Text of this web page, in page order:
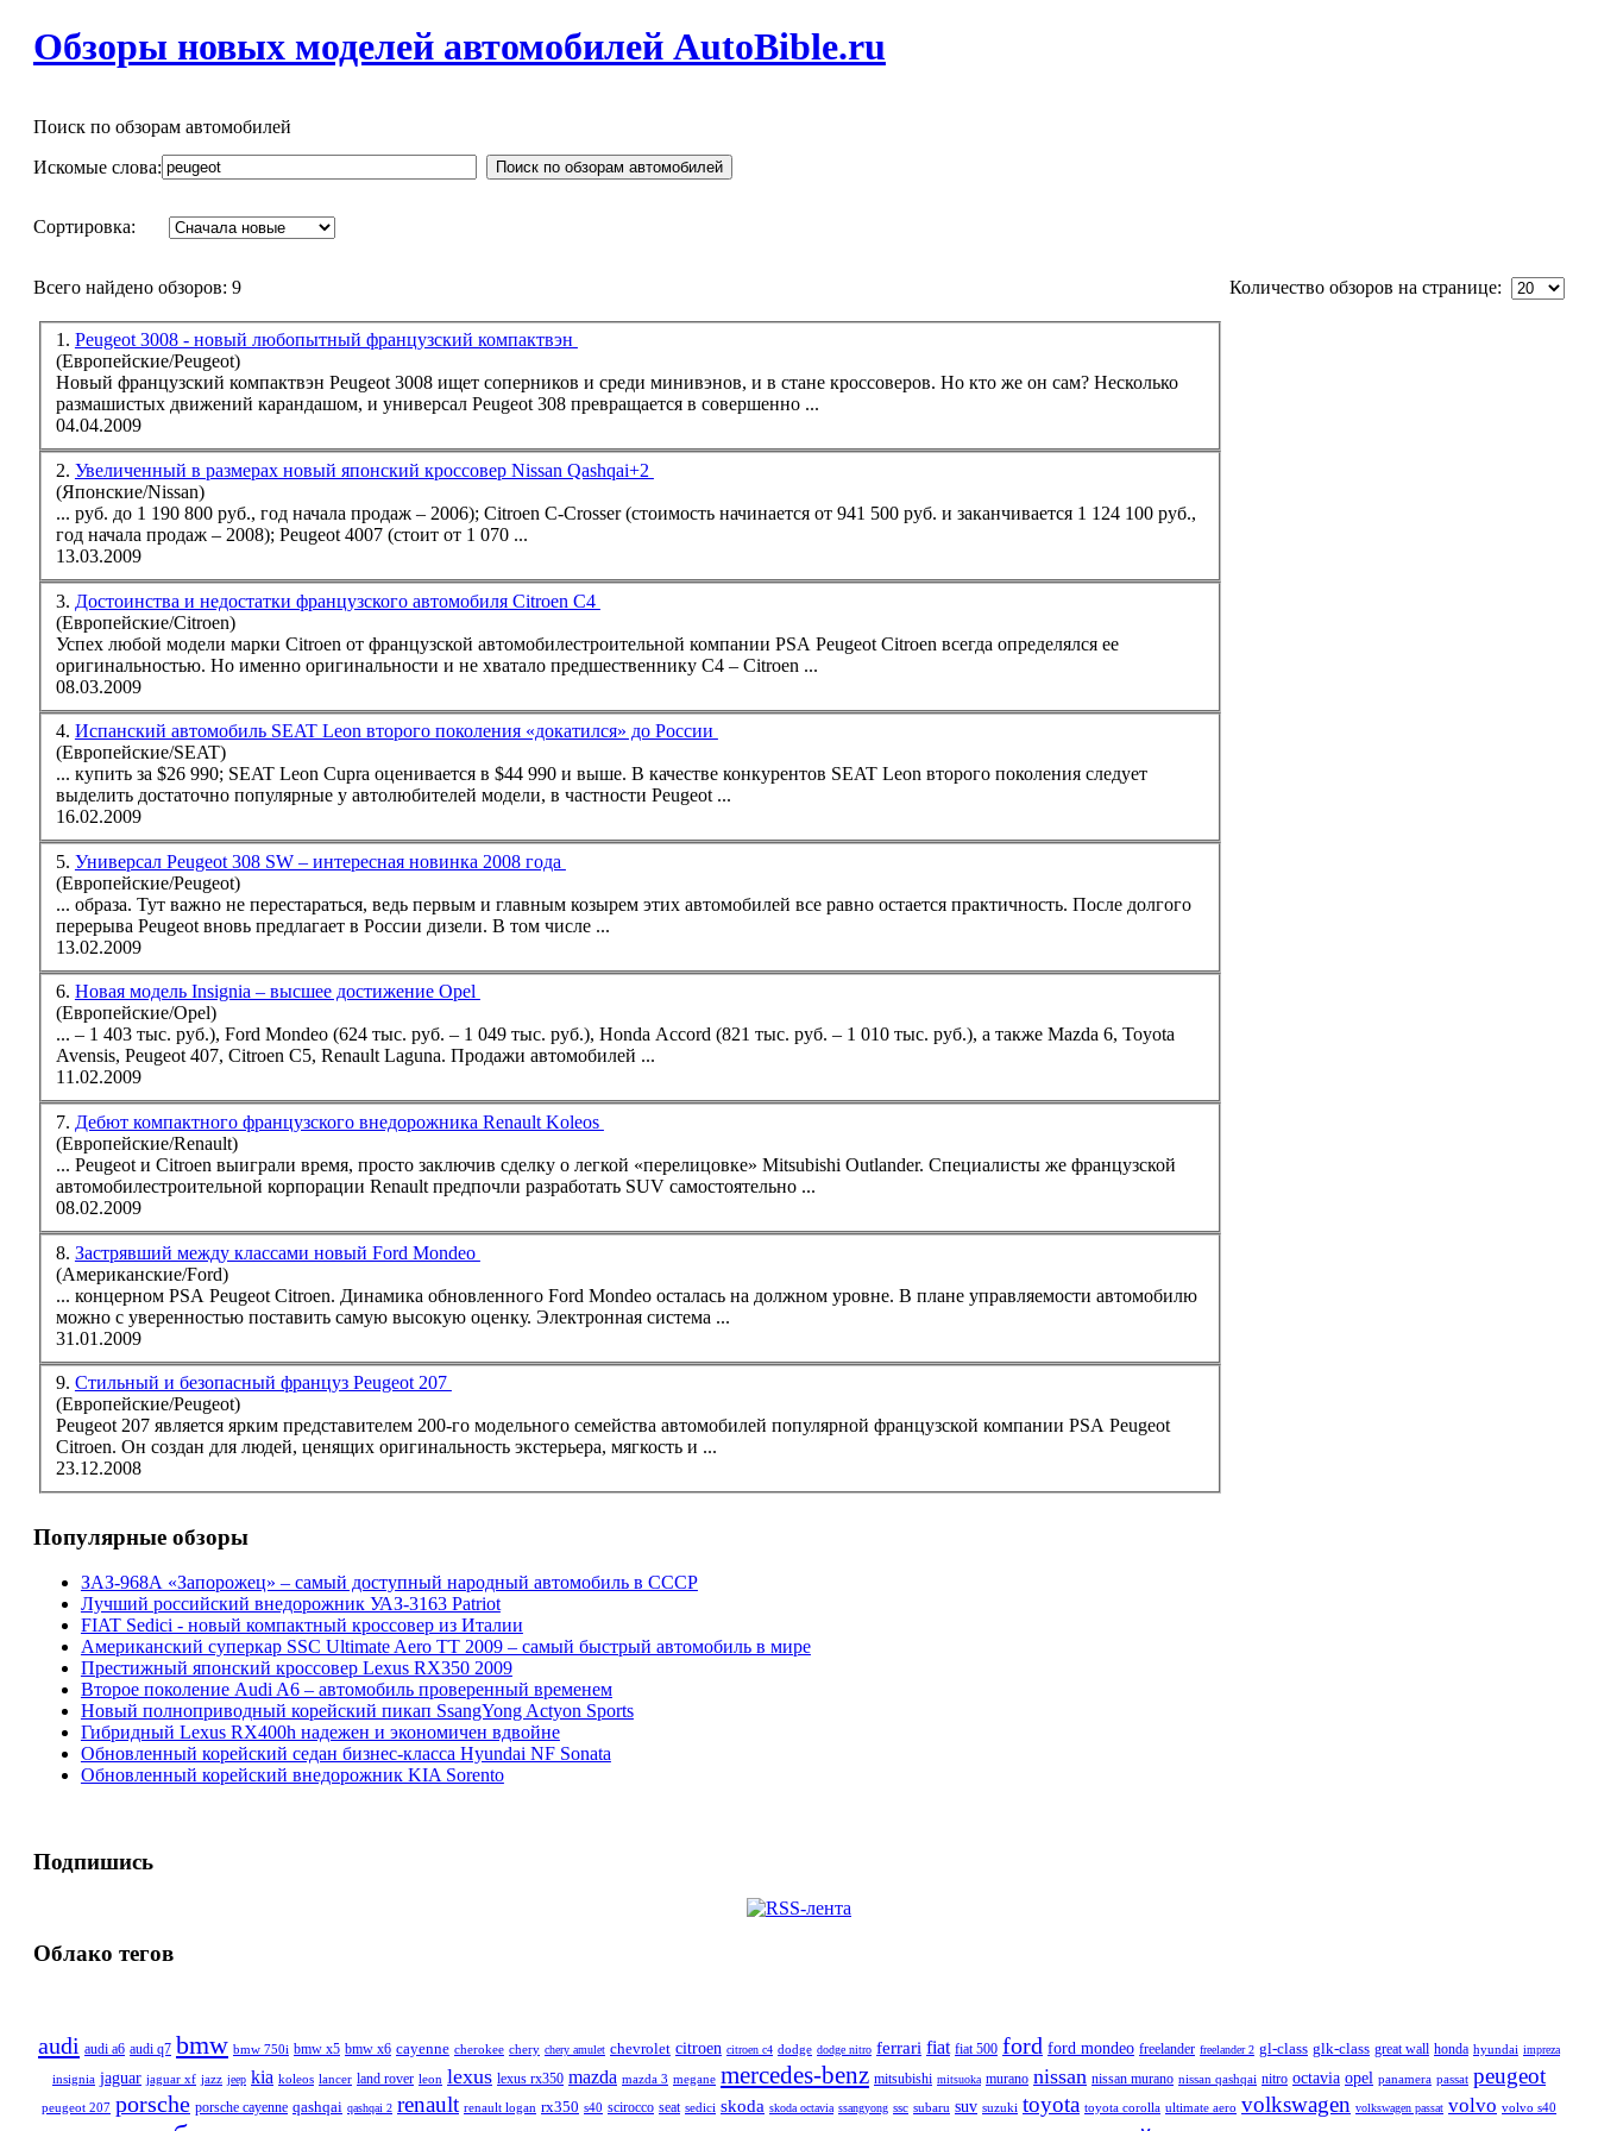
Обзоры новых моделей автомобилей AutoBible.ru
Поиск по обзорам автомобилей
Искомые слова:
Поиск по обзорам автомобилей
Сортировка:
Количество обзоров на странице:
Всего найдено обзоров: 9
1. Peugeot 3008 - новый любопытный французский компактвэн
(Европейские/Peugeot)
Новый французский компактвэн Peugeot3008 ищет соперников и среди минивэнов, и в стане кроссоверов. Но кто же он сам? Несколько
размашистых движений карандашом, и универсал Peugeot308 превращается в совершенно ...
04.04.2009
2. Увеличенный в размерах новый японский кроссовер Nissan Qashqai+2
(Японские/Nissan)
... руб. до 1 190 800 руб., год начала продаж – 2006); Citroen C-Crosser (стоимость начинается от 941 500 руб. и заканчивается 1 124 100 руб.,
год начала продаж – 2008); Peugeot4007 (стоит от 1 070 ...
13.03.2009
3. Достоинства и недостатки французского автомобиля Citroen C4
(Европейские/Citroen)
Успех любой модели марки Citroen от французской автомобилестроительной компании PSA PeugeotCitroen всегда определялся ее
оригинальностью. Но именно оригинальности и не хватало предшественнику С4 – Citroen ...
08.03.2009
4. Испанский автомобиль SEAT Leon второго поколения «докатился» до России
(Европейские/SEAT)
... купить за $26 990; SEAT Leon Cupra оценивается в $44 990 и выше. В качестве конкурентов SEAT Leon второго поколения следует
выделить достаточно популярные у автолюбителей модели, в частности Peugeot...
16.02.2009
5. Универсал Peugeot 308 SW – интересная новинка 2008 года
(Европейские/Peugeot)
... образа. Тут важно не перестараться, ведь первым и главным козырем этих автомобилей все равно остается практичность. После долгого
перерыва Peugeotвновь предлагает в России дизели. В том числе ...
13.02.2009
6. Новая модель Insignia – высшее достижение Opel
(Европейские/Opel)
... – 1 403 тыс. руб.), Ford Mondeo (624 тыс. руб. – 1 049 тыс. руб.), Honda Accord (821 тыс. руб. – 1 010 тыс. руб.), а также Mazda 6, Toyota
Avensis, Peugeot407, Citroen C5, Renault Laguna. Продажи автомобилей ...
11.02.2009
7. Дебют компактного французского внедорожника Renault Koleos
(Европейские/Renault)
... Peugeotи Citroen выиграли время, просто заключив сделку о легкой «перелицовке» Mitsubishi Outlander. Специалисты же французской
автомобилестроительной корпорации Renault предпочли разработать SUV самостоятельно ...
08.02.2009
8. Застрявший между классами новый Ford Mondeo
(Американские/Ford)
... концерном PSA PeugeotCitroen. Динамика обновленного Ford Mondeo осталась на должном уровне. В плане управляемости автомобилю
можно с уверенностью поставить самую высокую оценку. Электронная система ...
31.01.2009
9. Стильный и безопасный француз Peugeot 207
(Европейские/Peugeot)
Peugeot207 является ярким представителем 200-го модельного семейства автомобилей популярной французской компании PSA Peugeot
Citroen. Он создан для людей, ценящих оригинальность экстерьера, мягкость и ...
23.12.2008
Популярные обзоры
ЗАЗ-968А «Запорожец» – самый доступный народный автомобиль в СССР
Лучший российский внедорожник УАЗ-3163 Patriot
FIAT Sedici - новый компактный кроссовер из Италии
Американский суперкар SSC Ultimate Aero TT 2009 – самый быстрый автомобиль в мире
Престижный японский кроссовер Lexus RX350 2009
Второе поколение Audi A6 – автомобиль проверенный временем
Новый полноприводный корейский пикап SsangYong Actyon Sports
Гибридный Lexus RX400h надежен и экономичен вдвойне
Обновленный корейский седан бизнес-класса Hyundai NF Sonata
Обновленный корейский внедорожник KIA Sorento
Подпишись
Облако тегов
audi audi a6 audi q7 bmw bmw 750i bmw x5 bmw x6 cayenne cherokee chery chery amulet chevrolet citroen citroen c4 dodge dodge nitro ferrari fiat fiat 500 ford ford mondeo freelander freelander 2 gl-class glk-class great wall honda hyundai impreza
insignia jaguar jaguar xf jazz jeep kia koleos lancer land rover leon lexus lexus rx350 mazda mazda 3 megane mercedes-benz mitsubishi mitsuoka murano nissan nissan murano nissan qashqai nitro octavia opel panamera passat peugeot
peugeot 207 porsche porsche cayenne qashqai qashqai 2 renault renault logan rx350 s40 scirocco seat sedici skoda skoda octavia ssangyong ssc subaru suv suzuki toyota toyota corolla ultimate aero volkswagen volkswagen passat volvo volvo s40